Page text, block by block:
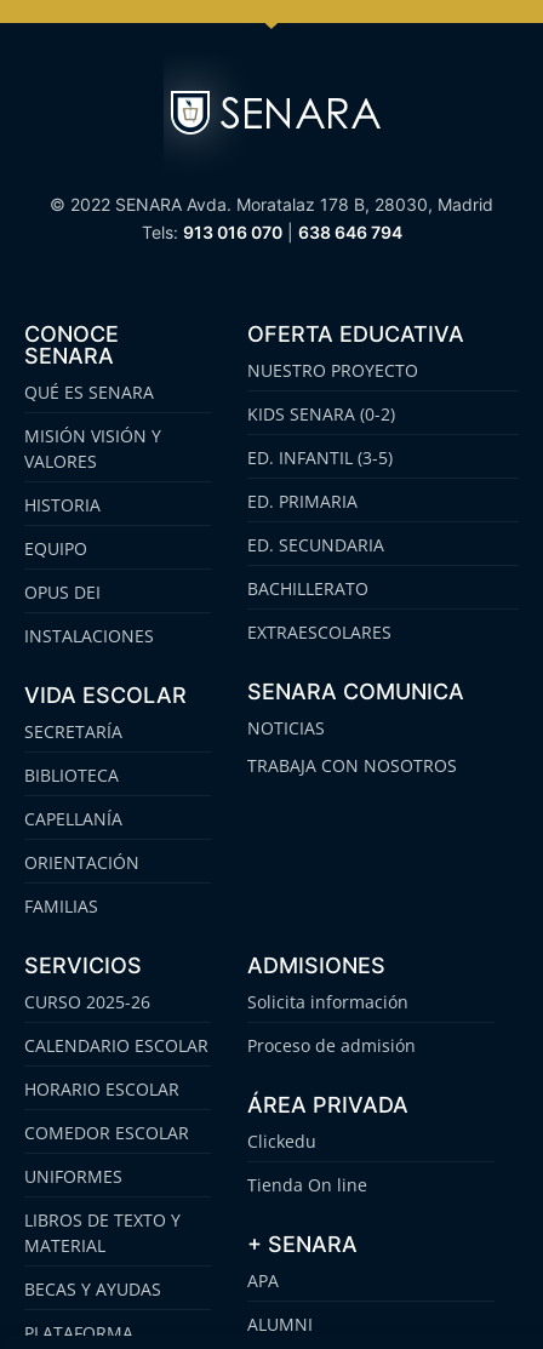
© 2022 SENARA Avda. Moratalaz 178 B, 28030, Madrid
Tels: 913 016 070| 638 646 794
CONOCE
SENARA
QUÉ ES SENARA
MISIÓN VISIÓN Y
VALORES
HISTORIA
EQUIPO
OPUS DEI
INSTALACIONES
VIDA ESCOLAR
SECRETARÍA
BIBLIOTECA
CAPELLANÍA
ORIENTACIÓN
FAMILIAS
OFERTA EDUCATIVA
NUESTRO PROYECTO
KIDS SENARA (0-2)
ED. INFANTIL (3-5)
ED. PRIMARIA
ED. SECUNDARIA
BACHILLERATO
EXTRAESCOLARES
SENARA COMUNICA
NOTICIAS
TRABAJA CON NOSOTROS
SERVICIOS
CURSO 2025-26
CALENDARIO ESCOLAR
HORARIO ESCOLAR
COMEDOR ESCOLAR
UNIFORMES
LIBROS DE TEXTO Y
MATERIAL
BECAS Y AYUDAS
PLATAFORMA
ADMISIONES
Solicita información
Proceso de admisión
ÁREA PRIVADA
Clickedu
Tienda On line
+ SENARA
APA
ALUMNI